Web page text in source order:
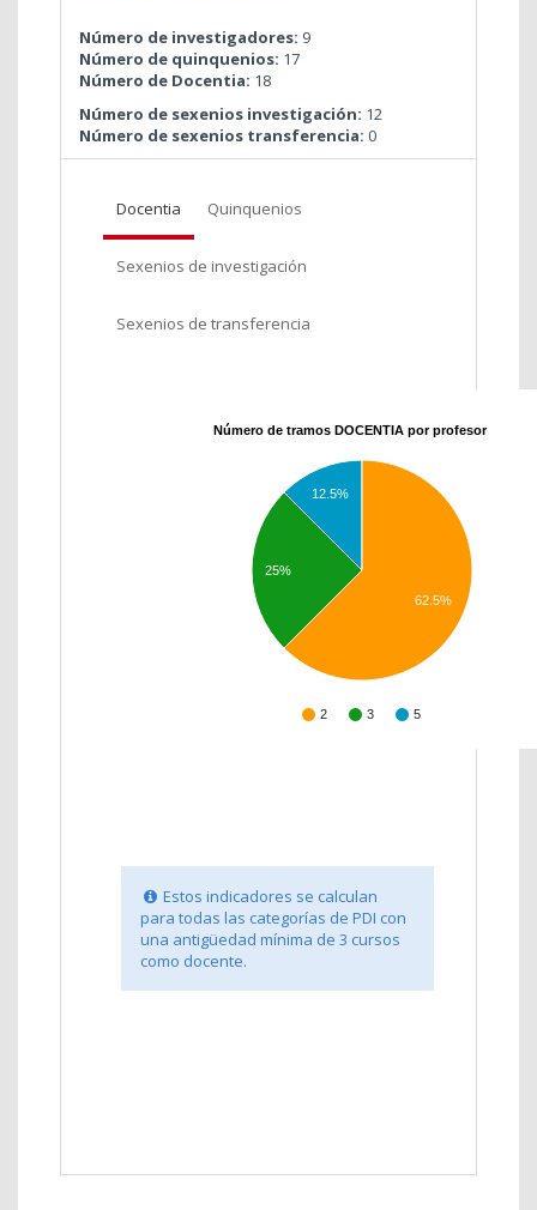
Número de investigadores: 9
Número de quinquenios: 17
Número de Docentia: 18
Número de sexenios investigación: 12
Número de sexenios transferencia: 0
Docentia Quinquenios
Sexenios de investigación
Sexenios de transferencia
Número de tramos DOCENTIA por profesor
2 3 5
12.5%
25%
62.5%
Estos indicadores se calculan
para todas las categorías de PDI con
una antigüedad mínima de 3 cursos
como docente.